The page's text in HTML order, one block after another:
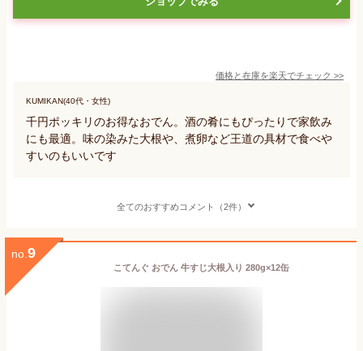
価格と在庫を楽天でチェック >>
KUMIKAN(40代・女性)
千円ポッキリのお得なおでん。酒の肴にもぴったりで家飲み
にも最適。味の染みた大根や、煮卵など王道の具材で食べや
すいのもいいです
全てのおすすめコメント（2件）
no. 9
こてんぐ おでん 牛すじ大根入り 280g×12缶